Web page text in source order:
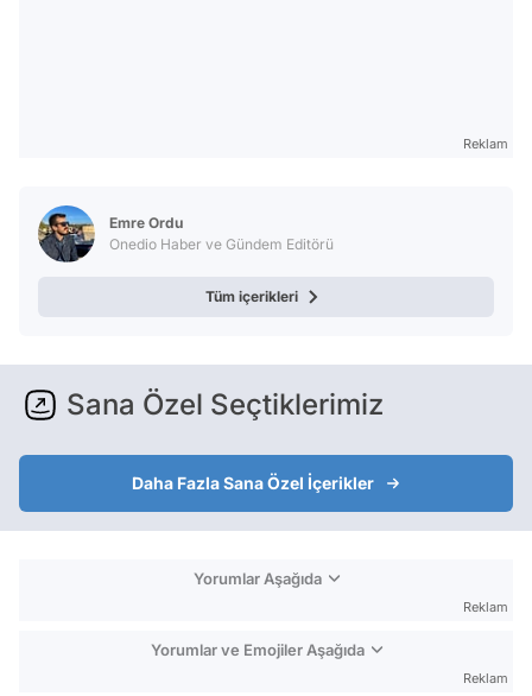
Reklam
Emre Ordu
Onedio Haber ve Gündem Editörü
Tüm içerikleri
Sana Özel Seçtiklerimiz
Daha Fazla Sana Özel İçerikler
Yorumlar Aşağıda
Reklam
Yorumlar ve Emojiler Aşağıda
Reklam